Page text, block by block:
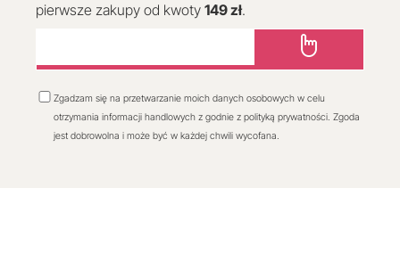
pierwsze zakupy od kwoty 149 zł.
Zgadzam się na przetwarzanie moich danych osobowych w celu
otrzymania informacji handlowych z godnie z polityką prywatności. Zgoda
jest dobrowolna i może być w każdej chwili wycofana.